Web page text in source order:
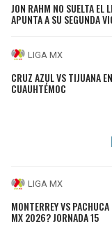
JON RAHM NO SUELTA EL
APUNTA A SU SEGUNDA
LIGA MX
CRUZ AZUL VS TIJUANA
CUAUHTÉMOC
LIGA MX
MONTERREY VS
MX 2026? JORNADA 15